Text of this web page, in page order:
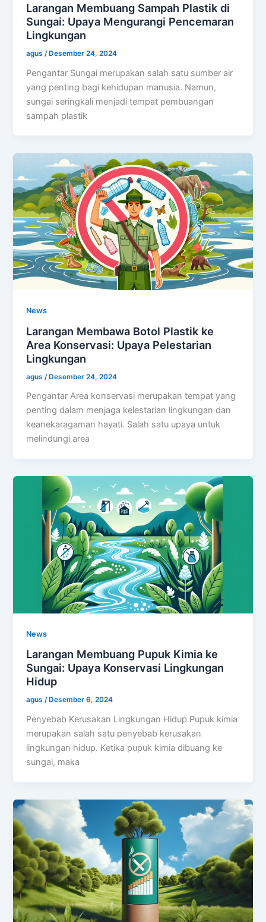
Larangan Membuang Sampah Plastik di
Sungai: Upaya Mengurangi Pencemaran
Lingkungan
agus /Desember 24, 2024
Pengantar Sungai merupakan salah satu sumber air
yang penting bagi kehidupan manusia. Namun,
sungai seringkali menjadi tempat pembuangan
sampah plastik
News
Larangan Membawa Botol Plastik ke
Area Konservasi: Upaya Pelestarian
Lingkungan
agus /Desember 24, 2024
Pengantar Area konservasi merupakan tempat yang
penting dalam menjaga kelestarian lingkungan dan
keanekaragaman hayati. Salah satu upaya untuk
melindungi area
News
Larangan Membuang Pupuk Kimia ke
Sungai: Upaya Konservasi Lingkungan
Hidup
agus/ Desember 6, 2024
Penyebab Kerusakan Lingkungan Hidup Pupuk kimia
merupakan salah satu penyebab kerusakan
lingkungan hidup. Ketika pupuk kimia dibuang ke
sungai, maka